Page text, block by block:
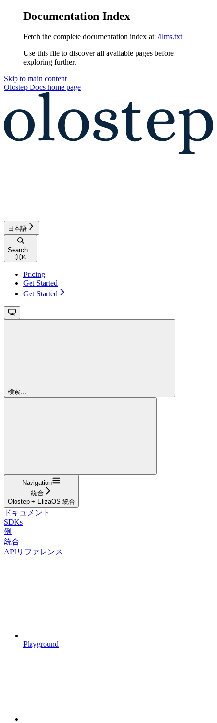
Documentation Index
Fetch the complete documentation index at: /llms.txt
Use this file to discover all available pages before
exploring further.
Skip to main content
Olostep Docs home page
日本語
Search...
⌘K
Pricing
Get Started
Get Started
検索...
Navigation
統合
Olostep + ElizaOS 統合
ドキュメント
SDKs
例
統合
APIリファレンス
Playground